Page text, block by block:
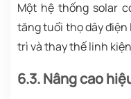
Một hệ thống solar
tăng tuổi thọ dây điện
trì và thay thế linh
6.3. Nâng cao